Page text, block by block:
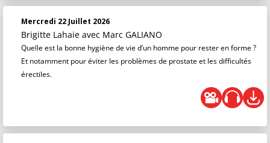
Mercredi 22 Juillet 2026
Brigitte Lahaie avec Marc GALIANO
Quelle est la bonne hygiène de vie d’un homme pour rester en forme ?
Et notamment pour éviter les problèmes de prostate et les difficultés
érectiles.